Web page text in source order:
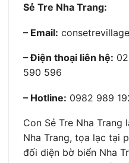
Sẻ Tre Nha Trang:
– Email:
– Điện thoại liên hệ:
590 596
– Hotline: 0982 989
Con Sẻ Tre Nha
Nha Trang, tọa lạc tại
đối diện bờ biển Nha